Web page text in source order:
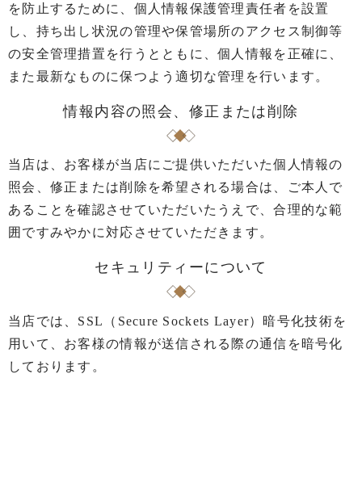
を防止するために、個人情報保護管理責任者を設置
し、持ち出し状況の管理や保管場所のアクセス制御等
の安全管理措置を行うとともに、個人情報を正確に、
また最新なものに保つよう適切な管理を行います。
情報内容の照会、修正または削除
当店は、お客様が当店にご提供いただいた個人情報の
照会、修正または削除を希望される場合は、ご本人で
あることを確認させていただいたうえで、合理的な範
囲ですみやかに対応させていただきます。
セキュリティーについて
当店では、SSL（Secure Sockets Layer）暗号化技術を
用いて、お客様の情報が送信される際の通信を暗号化
しております。